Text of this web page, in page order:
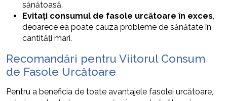
sănătoasă.
Evitați consumul de fasole urcătoare în exces
deoarece ea poate cauza probleme de sănătate în
cantități mari.
Recomandări pentru Viitorul Consum
de Fasole Urcătoare
Pentru a beneficia de toate avantajele fasolei urcătoare,